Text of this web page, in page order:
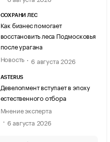
СОХРАНИ ЛЕС
Как бизнес помогает
восстановить леса Подмосковья
после урагана
Новость
6 августа 2026
ASTERUS
Девелопмент вступает в эпоху
естественного отбора
Мнение эксперта
6 августа 2026